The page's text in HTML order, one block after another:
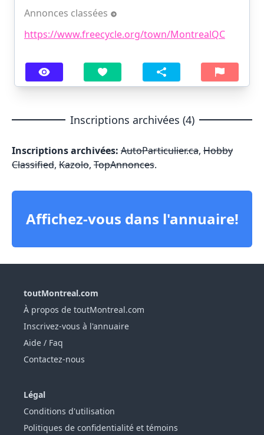
Annonces classées
https://www.freecycle.org/town/MontrealQC
Inscriptions archivées (4)
Inscriptions archivées: AutoParticulier.ca, Hobby
Classified, Kazolo, TopAnnonces.
Affichez-vous dans l'annuaire!
toutMontreal.com
À propos de toutMontreal.com
Inscrivez-vous à l'annuaire
Aide / Faq
Contactez-nous
Légal
Conditions d'utilisation
Politiques de confidentialité et témoins